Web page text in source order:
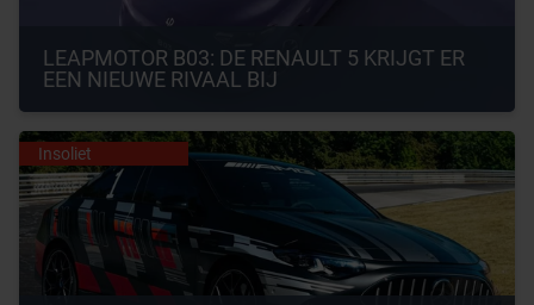
LEAPMOTOR B03: DE RENAULT 5 KRIJGT ER
EEN NIEUWE RIVAAL BIJ
Insoliet